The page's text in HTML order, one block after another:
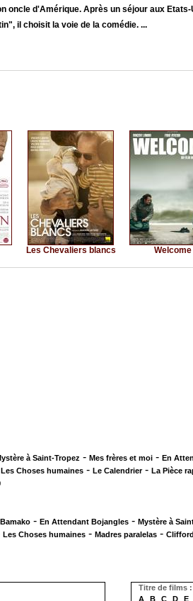
oncle d'Amérique. Après un séjour aux Etats-
il choisit la voie de la comédie. ...
Les Chevaliers blancs Welcome
à Saint-Tropez - Mes frères et moi - En
Les Choses humaines - Le Calendrier- La Pièce
- En Attendant Bojangles - Mystère à
Les Choses humaines - Madres paralelas - Clifford
Titre de films :
A
B C D E